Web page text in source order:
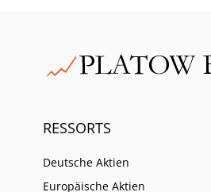
RESSORTS
Deutsche Aktien
Europäische Aktien